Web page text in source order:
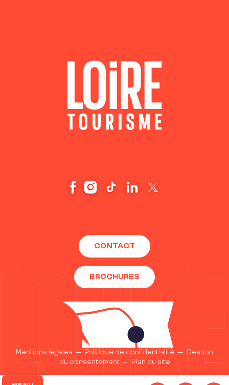
CONTACT
BROCHURES
Mentions légales — Politique de confidentialité — Gestion
du consentement— Plan du site